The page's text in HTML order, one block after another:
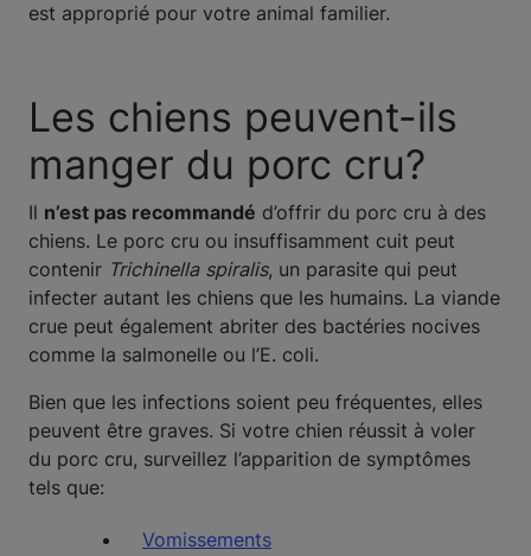
est approprié pour votre animal familier.
Les chiens peuvent-ils
manger du porc cru?
Il n’est pas recommandé d’offrir du porc cru à des
chiens. Le porc cru ou insuffisamment cuit peut
contenir Trichinella spiralis, un parasite qui peut
infecter autant les chiens que les humains. La viande
crue peut également abriter des bactéries nocives
comme la salmonelle ou l’E. coli.
Bien que les infections soient peu fréquentes, elles
peuvent être graves. Si votre chien réussit à voler
du porc cru, surveillez l’apparition de symptômes
tels que:
Vomissements